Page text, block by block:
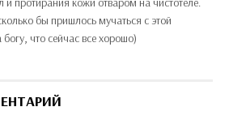
бы пришлось мучаться с этой
что сейчас все хорошо)